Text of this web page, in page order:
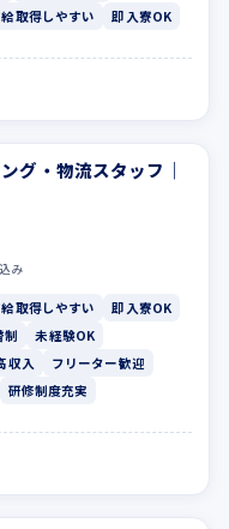
取得しやすい
即入寮OK
グ・物流スタッフ｜
み
取得しやすい
即入寮OK
制
未経験OK
収入
フリーター歓迎
研修制度充実